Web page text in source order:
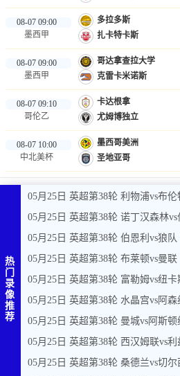
08-07 09:00
墨西甲
多拉多斯
扎卡特卡斯
08-07 09:00
墨西甲
哥达拿查拉大学
克雷卡米诺斯
08-07 09:10
哥伦乙
卡达根拿
尤姆博独立
08-07 10:00
中北美杯
墨西哥美洲
圣地亚哥
热
门
录
像
推
荐
05月25日 英超第38轮 利物浦vs布
05月25日 英超第38轮 诺丁汉森林
05月25日 英超第38轮 伯恩利vs狼
05月25日 英超第38轮 布莱顿vs曼
05月25日 英超第38轮 富勒姆vs纽
05月25日 英超第38轮 水晶宫vs阿
05月25日 英超第38轮 曼城vs阿斯
05月25日 英超第38轮 西汉姆联vs
05月25日 英超第38轮 桑德兰vs切